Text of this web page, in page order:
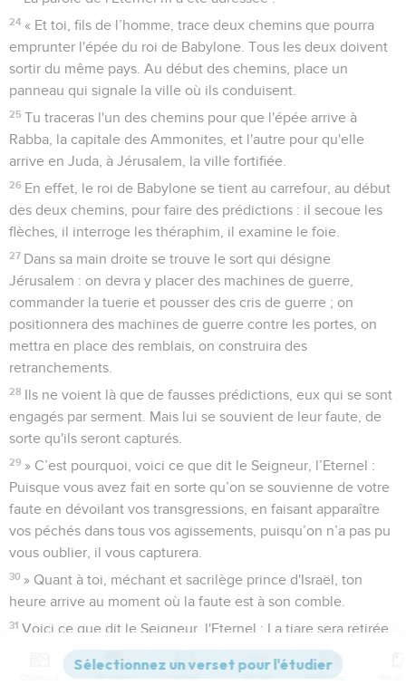
24 « Et toi, fils de l’homme, trace deux chemins que pourra
emprunter l'épée du roi de Babylone. Tous les deux doivent
sortir du même pays. Au début des chemins, place un
panneau qui signale la ville où ils conduisent.
25 Tu traceras l'un des chemins pour que l'épée arrive à
Rabba, la capitale des Ammonites, et l'autre pour qu'elle
arrive en Juda, à Jérusalem, la ville fortifiée.
26 En effet, le roi de Babylone se tient au carrefour, au début
des deux chemins, pour faire des prédictions : il secoue les
flèches, il interroge les théraphim, il examine le foie.
27 Dans sa main droite se trouve le sort qui désigne
Jérusalem : on devra y placer des machines de guerre,
commander la tuerie et pousser des cris de guerre ; on
positionnera des machines de guerre contre les portes, on
mettra en place des remblais, on construira des
retranchements.
28 Ils ne voient là que de fausses prédictions, eux qui se sont
engagés par serment. Mais lui se souvient de leur faute, de
sorte qu'ils seront capturés.
29 » C’est pourquoi, voici ce que dit le Seigneur, l’Eternel :
Puisque vous avez fait en sorte qu’on se souvienne de votre
faute en dévoilant vos transgressions, en faisant apparaître
vos péchés dans tous vos agissements, puisqu’on n’a pas pu
vous oublier, il vous capturera.
30 » Quant à toi, méchant et sacrilège prince d'Israël, ton
heure arrive au moment où la faute est à son comble.
31 Voici ce que dit le Seigneur, l'Eternel : La tiare sera retirée,
le diadème sera enlevé. Tout va changer : ce qui est bas sera
élevé, et ce qui est haut sera abaissé.
Versions Commentaires Strong